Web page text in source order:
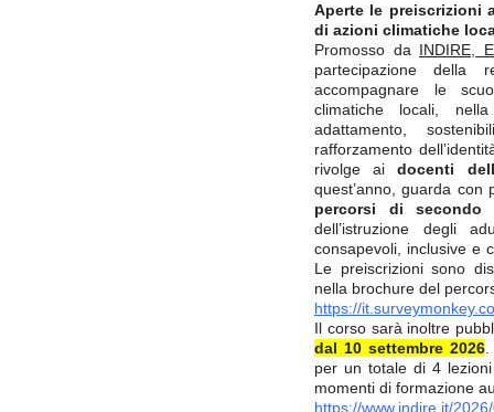
Aperte le preiscrizioni
di azioni climatiche
Promosso da INDIRE,
partecipazione della
accompagnare le
climatiche locali,
adattamento,
rafforzamento
rivolge aidocenti
quest’anno, guarda
percorsi di secondo
dell’istruzione degli
consapevoli, inclusive e
Le preiscrizioni sono
nella brochure del
https://
Il corso sarà inoltre
dal 10 settembre 2026.
per un totale di 4
momenti di formazione
https://www.indire.it/